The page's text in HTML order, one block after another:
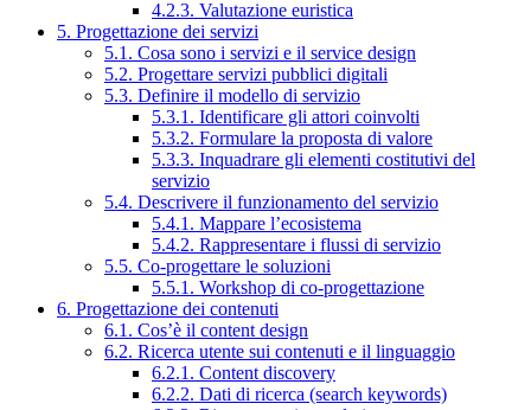
4.2.3. Valutazione euristica
5. Progettazione dei servizi
5.1. Cosa sono i servizi e il service design
5.2. Progettare servizi pubblici digitali
5.3. Definire il modello di servizio
5.3.1. Identificare gli attori coinvolti
5.3.2. Formulare la proposta di valore
5.3.3. Inquadrare gli elementi costitutivi del
servizio
5.4. Descrivere il funzionamento del servizio
5.4.1. Mappare l’ecosistema
5.4.2. Rappresentare i flussi di servizio
5.5. Co-progettare le soluzioni
5.5.1. Workshop di co-progettazione
6. Progettazione dei contenuti
6.1. Cos’è il content design
6.2. Ricerca utente sui contenuti e il linguaggio
6.2.1. Content discovery
6.2.2. Dati di ricerca (search keywords)